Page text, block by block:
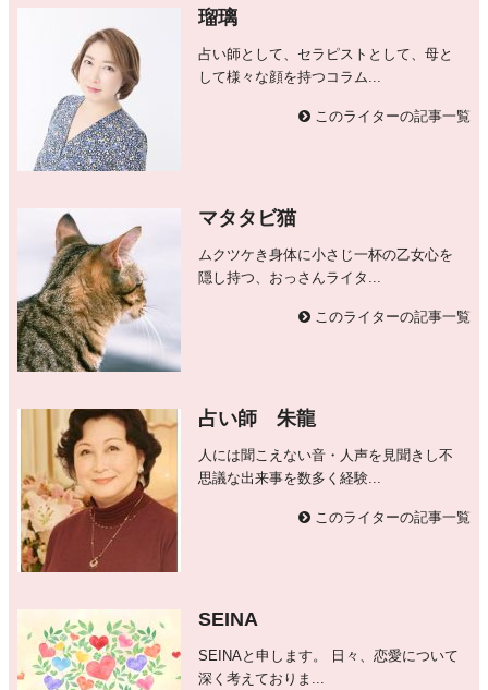
瑠璃
占い師として、セラピストとして、母と
して様々な顔を持つコラム...
このライターの記事一覧
マタタビ猫
ムクツケき身体に小さじ一杯の乙女心を
隠し持つ、おっさんライタ...
このライターの記事一覧
占い師 朱龍
人には聞こえない音・人声を見聞きし不
思議な出来事を数多く経験...
このライターの記事一覧
SEINA
SEINAと申します。 日々、恋愛について
深く考えておりま...